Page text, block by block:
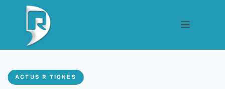
ACTUS R TIGNES